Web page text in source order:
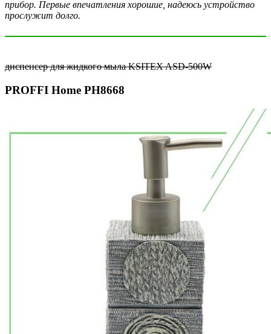
прибор. Первые впечатления хорошие, надеюсь устройство
прослужит долго.
диспенсер для жидкого мыла KSITEX ASD-500W
PROFFI Home PH8668